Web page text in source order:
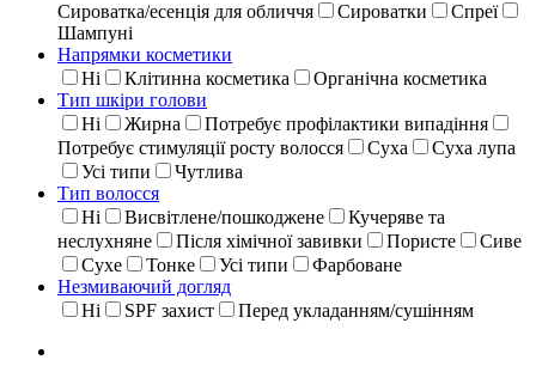
Сироватка/есенція для обличчя
Сироватки
Спреї
Шампуні
Напрямки косметики
Ні
Клітинна косметика
Органічна косметика
Тип шкіри голови
Ні
Жирна
Потребує профілактики випадіння
Потребує стимуляції росту волосся
Суха
Суха лупа
Усі типи
Чутлива
Тип волосся
Ні
Висвітлене/пошкоджене
Кучеряве та
неслухняне
Після хімічної завивки Пористе
Сиве
Сухе
Тонке Усі типи
Фарбоване
Незмиваючий догляд
Ні
SPF захист Перед укладанням/сушінням